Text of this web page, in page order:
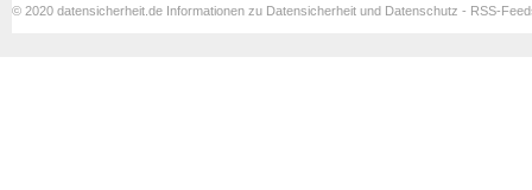
© 2020 datensicherheit.de Informationen zu Datensicherheit und Datenschutz - RSS-